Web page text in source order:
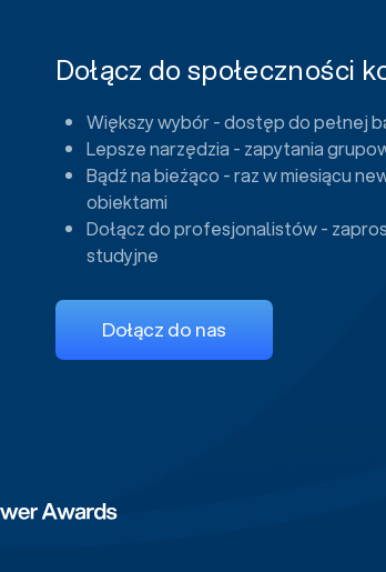
Dołącz do społeczności
Większy wybór - dostęp do pełnej
Lepsze narzędzia - zapytania
Bądź na bieżąco - raz w miesiącu
obiektami
Dołącz do profesjonalistów -
studyjne
Dołącz do nas